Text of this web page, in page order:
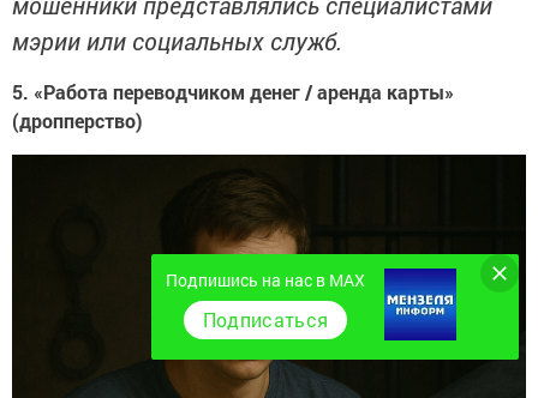
мэрии или социальных служб.
5. «Работа переводчиком денег / аренда карты»
(дропперство)
Подпишись на нас в MAX
Подписаться